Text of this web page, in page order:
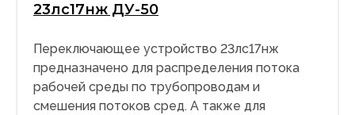
23лс17нж ДУ-50
Переключающее устройство 23лс17нж
предназначено для распределения потока
рабочей среды по трубопроводам и
смешения потоков сред. А также для